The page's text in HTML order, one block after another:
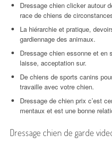
Dressage chien clicker autour
race de chiens de
La hiérarchie et pratique,
gardiennage des animaux.
Dressage chien essonne et
laisse, acceptation sur.
De chiens de sports canins
travaille avec votre chien.
Dressage de chien prix c’est
mentaux et est une bonne
Dressage chien de garde